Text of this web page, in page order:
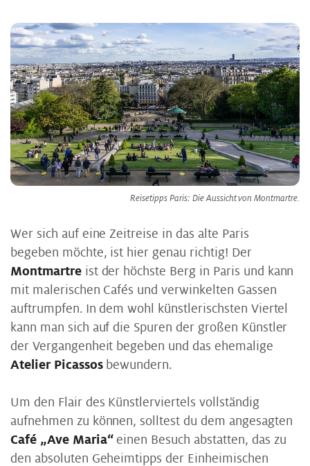
Reisetipps Paris: Die Aussicht von Montmartre.
Wer sich auf eine Zeitreise in das alte Paris
begeben möchte, ist hier genau richtig! Der
Montmartreist der höchste Berg in Paris und kann
mit malerischen Cafés und verwinkelten Gassen
auftrumpfen. In dem wohl künstlerischsten Viertel
kann man sich auf die Spuren der großen Künstler
der Vergangenheit begeben und das ehemalige
Atelier Picassosbewundern.
Um den Flair des Künstlerviertels vollständig
aufnehmen zu können, solltest du dem angesagten
Café „Ave Maria“einen Besuch abstatten, das zu
den absoluten Geheimtipps der Einheimischen